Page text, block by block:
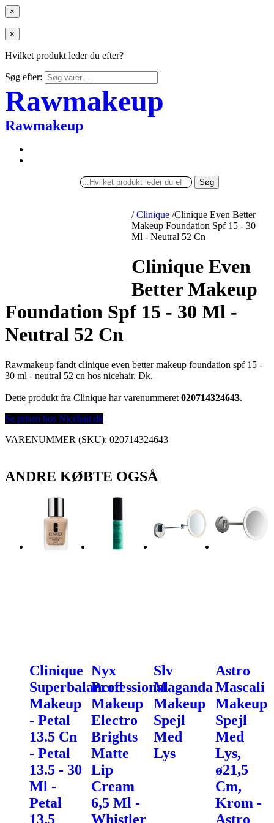
×
×
Hvilket produkt leder du efter?
Søg efter:
Rawmakeup
Rawmakeup
Søg
/ Clinique /Clinique Even Better
Makeup Foundation Spf 15 - 30
Ml - Neutral 52 Cn
Clinique Even
Better Makeup
Foundation Spf 15 - 30 Ml -
Neutral 52 Cn
Rawmakeup fandt clinique even better makeup foundation spf 15 -
30 ml - neutral 52 cn hos nicehair. Dk.
Dette produkt fra Clinique har varenummeret 020714324643.
Se prisen hos Nicehair.dk
VARENUMMER (SKU): 020714324643
ANDRE KØBTE OGSÅ
Clinique
Superbalanced
Makeup
- Petal
13.5 Cn
- Petal
13.5 - 30
Ml -
Petal
13.5
Nyx
Professional
Makeup
Electro
Brights
Matte
Lip
Cream
6,5 Ml -
Whistler
Slv
Maganda
Makeup
Spejl
Med
Lys
Astro
Mascali
Makeup
Spejl
Med
Lys,
ø21,5
Cm,
Krom -
Astro